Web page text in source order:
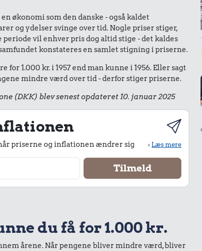
økonomi som den danske - også kaldet
og ydelser svinge over tid. Nogle priser stiger,
vil enhver pris dog altid stige - det kaldes
konstateres en samlet stigning i priserne.
for 1.000 kr. i 1957 end man kunne i 1956. Eller sagt
mindre værd over tid - derfor stiger priserne.
(DKK) blev senest opdateret 10. januar 2025
priserne og inflationen ændrer sig ›Læs mere
du få for 1.000 kr.
årene. Når pengene bliver mindre værd, bliver